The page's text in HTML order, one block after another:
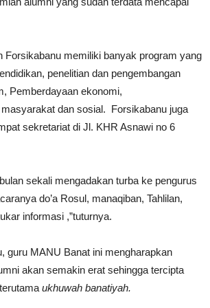
Forsikabanu memiliki banyak program yang
penelitian dan pengembangan
Pemberdayaan ekonomi,
dan sosial. Forsikabanu juga
sekretariat di Jl. KHR Asnawi no 6
sekali mengadakan turba ke pengurus
do’a Rosul, manaqiban, Tahlilan,
informasi ,”tuturnya.
guru MANU Banat ini mengharapkan
akan semakin erat sehingga tercipta
ukhuwah banatiyah.